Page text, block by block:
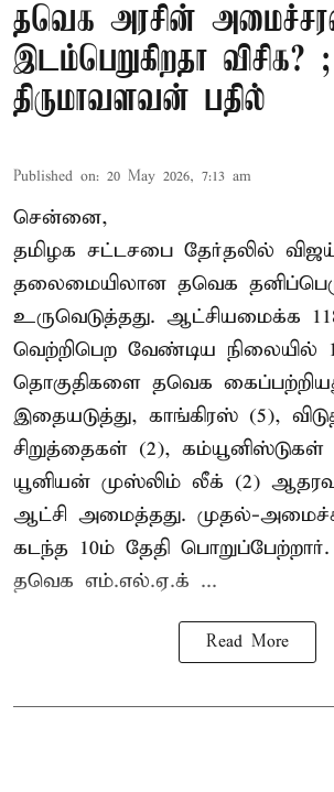
தவெக அரசின்
இடம்பெறுகிறதா விசிக? ;
திருமாவளவன் பதில்
Published on: 20 May 2026, 7:13 am
சென்னை,
தமிழக சட்டசபை தேர்தலில்
தலைமையிலான தவெக
உருவெடுத்தது. ஆட்சியமைக்க
வெற்றிபெற வேண்டிய நிலையில்
தொகுதிகளை தவெக
இதையடுத்து, காங்கிரஸ் (5),
சிறுத்தைகள் (2), கம்யூனிஸ்டுகள்
யூனியன் முஸ்லிம் லீக் (2)
ஆட்சி அமைத்தது. முதல்-
கடந்த 10ம் தேதி
தவெக எம்.எல்.ஏ.க் ...
Read More